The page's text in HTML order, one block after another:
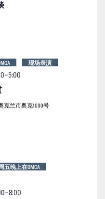
–5:00
现场表演
克兰市奥克1000号
–8:00
五晚上在OMCA